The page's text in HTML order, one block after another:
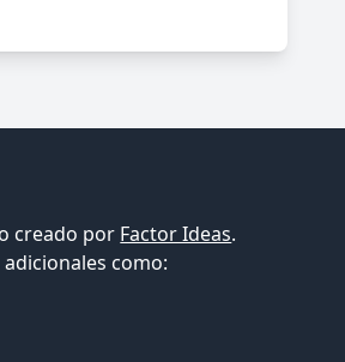
creado por Factor Ideas.
como: